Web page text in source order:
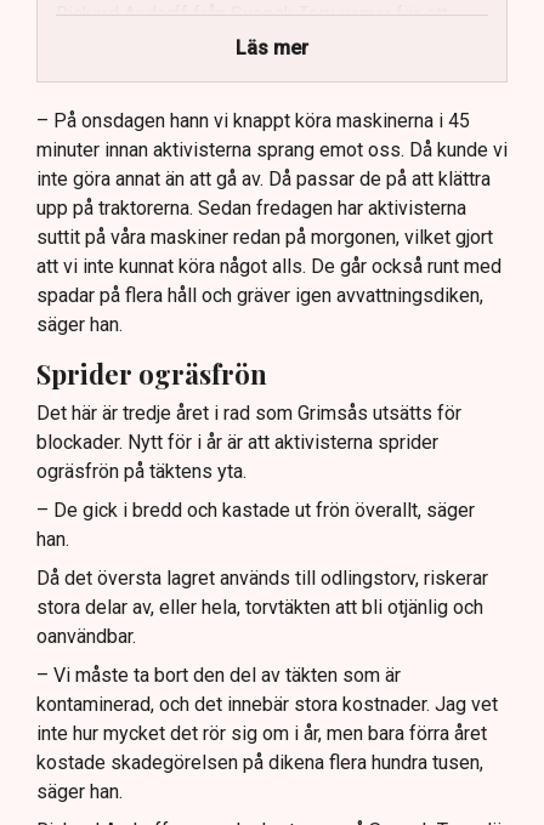
Rickard Axdorff från Svensk Torv varnar för ett
stort ekonomiskt sabotage.
Dialogpolisen på plats står maktlös inför
aktivisternas handlingar.
Frågor kvarstår om finansiering av illegal aktivism.
Läs mer
– På onsdagen hann vi knappt köra maskinerna i 45
minuter innan aktivisterna sprang emot oss. Då kunde vi
inte göra annat än att gå av. Då passar de på att klättra
upp på traktorerna. Sedan fredagen har aktivisterna
suttit på våra maskiner redan på morgonen, vilket gjort
att vi inte kunnat köra något alls. De går också runt med
spadar på flera håll och gräver igen avvattningsdiken,
säger han.
Sprider ogräsfrön
Det här är tredje året i rad som Grimsås utsätts för
blockader. Nytt för i år är att aktivisterna sprider
ogräsfrön på täktens yta.
– De gick i bredd och kastade ut frön överallt, säger
han.
Då det översta lagret används till odlingstorv, riskerar
stora delar av, eller hela, torvtäkten att bli otjänlig och
oanvändbar.
– Vi måste ta bort den del av täkten som är
kontaminerad, och det innebär stora kostnader. Jag vet
inte hur mycket det rör sig om i år, men bara förra året
kostade skadegörelsen på dikena flera hundra tusen,
säger han.